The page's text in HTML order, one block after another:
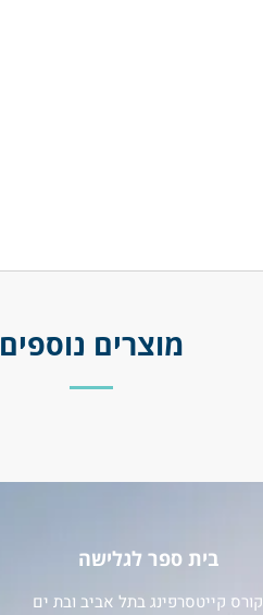
מוצרים נוספים
בית ספר לגלישה
קורס קייטסרפינג בתל אביב ובת ים